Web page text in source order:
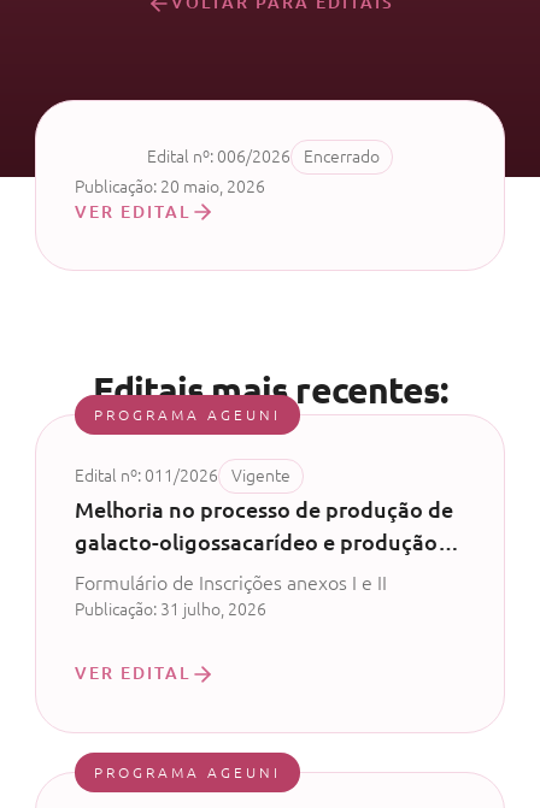
Edital nº: 006/2026
Encerrado
Publicação: 20 maio, 2026
VER EDITAL
Editais mais recentes:
PROGRAMA AGEUNI
Edital nº: 011/2026 Vigente
Melhoria no processo de produção de
galacto-oligossacarídeo e produção
de probiótico com permeado de soro
de leite - CV 52/2024
Formulário de Inscrições anexos I e II
Publicação: 31 julho, 2026
VER EDITAL
PROGRAMA AGEUNI